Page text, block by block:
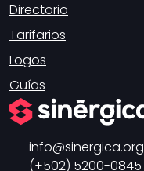
Directorio
Tarifarios
Logos
Guías
info
sinergica.org
(+502) 5200-0845